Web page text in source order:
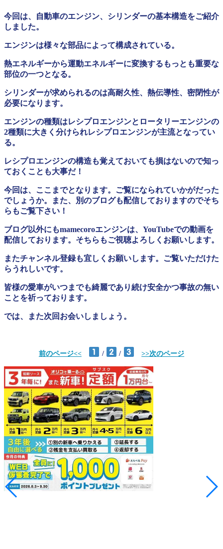
今回は、自動車のエンジン、シリンダーの基本構造をご紹介
しました。
エンジンは様々な部品によって構成されている。
熱エネルギーから運動エネルギーに変換するもっとも重要な
部位の一つとなる。
シリンダーが求められるのは高耐久性、熱伝導性、密閉性が
必要になります。
エンジンの種類はレシプロエンジンとロータリーエンジンの
2種類に大きく分けられレシプロエンジンが主流となってい
る。
レシプロエンジンの構造も覚えておいても損はないので知っ
ておくことも大事だ！
今回は、ここまでとなります。ご覧になられていかがだった
でしょうか。また、別のブログも配信しておりますのでそち
らもご覧下さい！
ブログ以外にもmamecoroエンジンは、YouTubeでの動画を
配信しております。そちらもご視聴よろしくお願いします。
またチャンネル登録も宜しくお願いします。ご覧いただけた
らうれしいです。
皆様の愛車がいつまでも綺麗であり続け安全かつ事故の無い
ことを祈っております。
では、また次回お会いしましょう。
前のページ<< / / >>次のページ